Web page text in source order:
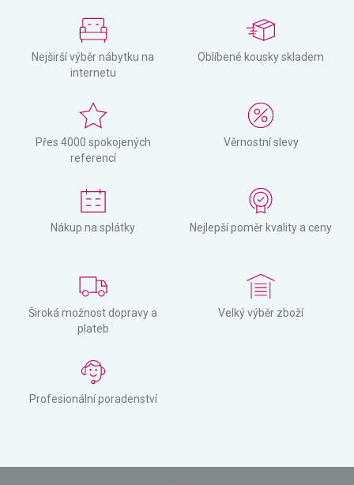
Nejširší výběr nábytku na
internetu
Oblíbené kousky skladem
Přes 4000 spokojených
referencí
Věrnostní slevy
Nákup na splátky Nejlepší poměr kvality a ceny
Široká možnost dopravy a
plateb
Velký výběr zboží
Profesionální poradenství